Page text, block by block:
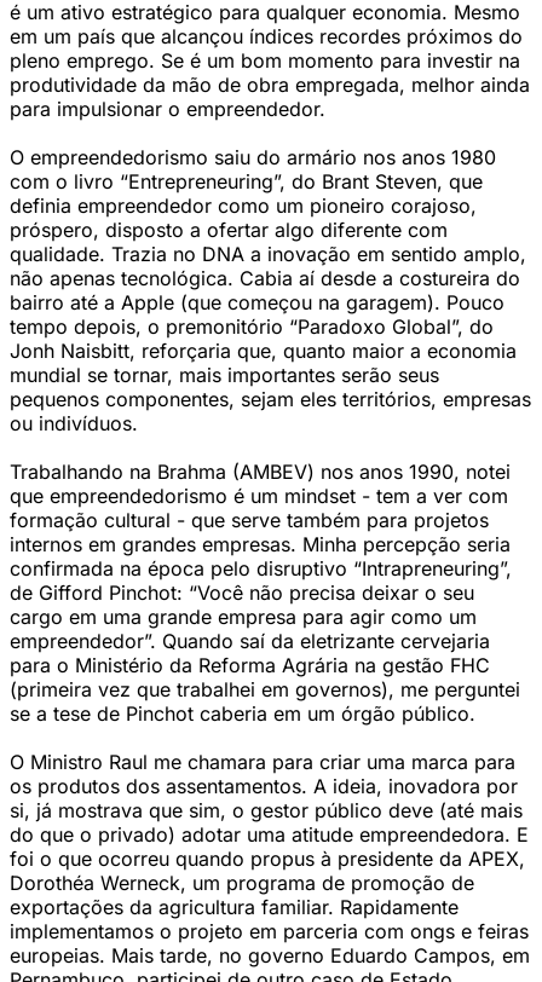
é um ativo estratégico para qualquer economia. Mesmo
em um país que alcançou índices recordes próximos do
pleno emprego. Se é um bom momento para investir na
produtividade da mão de obra empregada, melhor ainda
para impulsionar o empreendedor.
O empreendedorismo saiu do armário nos anos 1980
com o livro “Entrepreneuring”, do Brant Steven, que
definia empreendedor como um pioneiro corajoso,
próspero, disposto a ofertar algo diferente com
qualidade. Trazia no DNA a inovação em sentido amplo,
não apenas tecnológica. Cabia aí desde a costureira do
bairro até a Apple (que começou na garagem). Pouco
tempo depois, o premonitório “Paradoxo Global”, do
Jonh Naisbitt, reforçaria que, quanto maior a economia
mundial se tornar, mais importantes serão seus
pequenos componentes, sejam eles territórios, empresas
ou indivíduos.
Trabalhando na Brahma (AMBEV) nos anos 1990, notei
que empreendedorismo é um mindset - tem a ver com
formação cultural - que serve também para projetos
internos em grandes empresas. Minha percepção seria
confirmada na época pelo disruptivo “Intrapreneuring”,
de Gifford Pinchot: “Você não precisa deixar o seu
cargo em uma grande empresa para agir como um
empreendedor”. Quando saí da eletrizante cervejaria
para o Ministério da Reforma Agrária na gestão FHC
(primeira vez que trabalhei em governos), me perguntei
se a tese de Pinchot caberia em um órgão público.
O Ministro Raul me chamara para criar uma marca para
os produtos dos assentamentos. A ideia, inovadora por
si, já mostrava que sim, o gestor público deve (até mais
do que o privado) adotar uma atitude empreendedora. E
foi o que ocorreu quando propus à presidente da APEX,
Dorothéa Werneck, um programa de promoção de
exportações da agricultura familiar. Rapidamente
implementamos o projeto em parceria com ongs e feiras
europeias. Mais tarde, no governo Eduardo Campos, em